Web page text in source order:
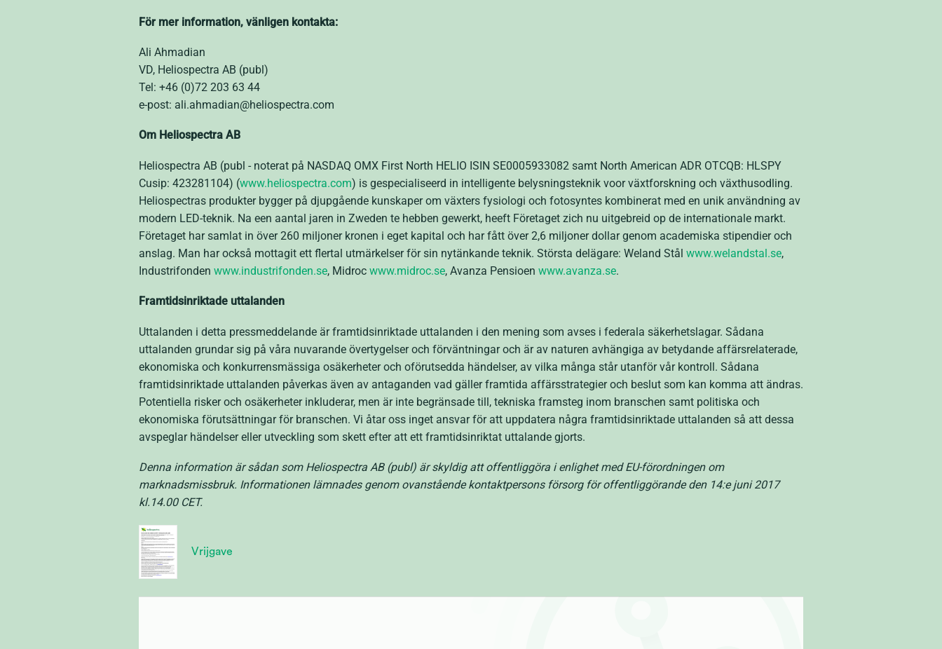
För mer information, vänligen kontakta:
Ali Ahmadian
VD, Heliospectra AB (publ)
Tel: +46 (0)72 203 63 44
e-post: ali.ahmadian@heliospectra.com
Om Heliospectra AB
Heliospectra AB (publ - noterat på NASDAQ OMX First North HELIO ISIN SE0005933082 samt North American ADR OTCQB: HLSPY
Cusip: 423281104) (www.heliospectra.com) is gespecialiseerd in intelligente belysningsteknik voor växtforskning och växthusodling.
Heliospectras produkter bygger på djupgående kunskaper om växters fysiologi och fotosyntes kombinerat med en unik användning av
modern LED-teknik. Na een aantal jaren in Zweden te hebben gewerkt, heeft Företaget zich nu uitgebreid op de internationale markt.
Företaget har samlat in över 260 miljoner kronen i eget kapital och har fått över 2,6 miljoner dollar genom academiska stipendier och
anslag. Man har också mottagit ett flertal utmärkelser för sin nytänkande teknik. Största delägare: Weland Stål www.welandstal.se,
Industrifonden www.industrifonden.se, Midroc www.midroc.se, Avanza Pensioen www.avanza.se.
Framtidsinriktade uttalanden
Uttalanden i detta pressmeddelande är framtidsinriktade uttalanden i den mening som avses i federala säkerhetslagar. Sådana
uttalanden grundar sig på våra nuvarande övertygelser och förväntningar och är av naturen avhängiga av betydande affärsrelaterade,
ekonomiska och konkurrensmässiga osäkerheter och oförutsedda händelser, av vilka många står utanför vår kontroll. Sådana
framtidsinriktade uttalanden påverkas även av antaganden vad gäller framtida affärsstrategier och beslut som kan komma att ändras.
Potentiella risker och osäkerheter inkluderar, men är inte begränsade till, tekniska framsteg inom branschen samt politiska och
ekonomiska förutsättningar för branschen. Vi åtar oss inget ansvar för att uppdatera några framtidsinriktade uttalanden så att dessa
avspeglar händelser eller utveckling som skett efter att ett framtidsinriktat uttalande gjorts.
Denna information är sådan som Heliospectra AB (publ) är skyldig att offentliggöra i enlighet med EU-förordningen om
marknadsmissbruk. Informationen lämnades genom ovanstående kontaktpersons försorg för offentliggörande den 14:e juni 2017
kl.14.00 CET.
Vrijgave